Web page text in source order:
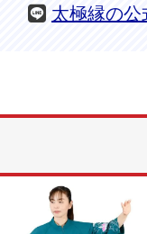
太極縁の公